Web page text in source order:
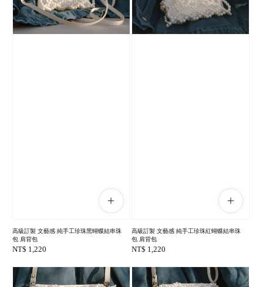
高級訂製 文藝感 純手工珍珠黑蝴蝶結串珠
包 肩背包
Regular
NT$ 1,220
高級訂製 文藝感 純手工珍珠紅蝴蝶結串珠
包 肩背包
Regular
NT$ 1,220